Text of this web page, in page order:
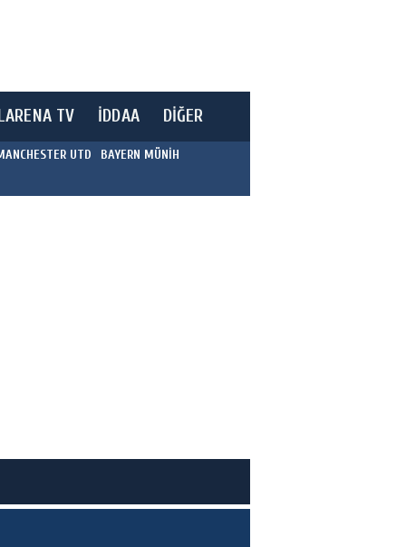
TV İDDAA DİĞER
UTD
BAYERN MÜNİH